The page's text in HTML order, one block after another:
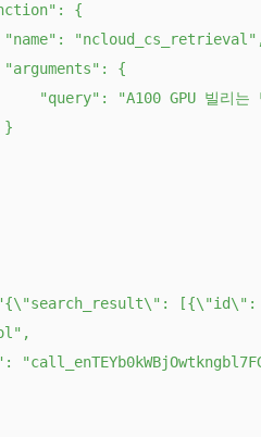
{
{
"query": "A100 GPU 빌리는
}
[{\"id\":